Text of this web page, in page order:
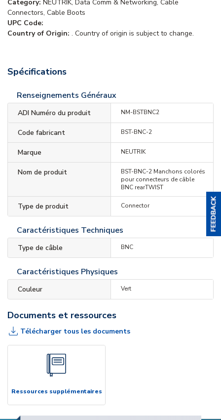
Category: NEUTRIK, Data Comm & Networking, Cable
Connectors, Cable Boots
UPC Code:
Country of Origin: . Country of origin is subject to change.
Spécifications
Renseignements Généraux
ADI Numéro du produit NM-BSTBNC2
Code fabricant BST-BNC-2
Marque NEUTRIK
Nom de produit
BST-BNC-2 Manchons colorés
pour connecteurs de câble
BNC rearTWIST
Type de produit Connector
Caractéristiques Techniques
Type de câble BNC
Caractéristiques Physiques
Couleur Vert
Documents et ressources
Télécharger tous les documents
Ressources supplémentaires